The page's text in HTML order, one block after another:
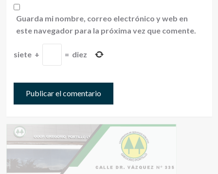
Guarda mi nombre, correo electrónico y web en
este navegador para la próxima vez que comente.
siete + = diez